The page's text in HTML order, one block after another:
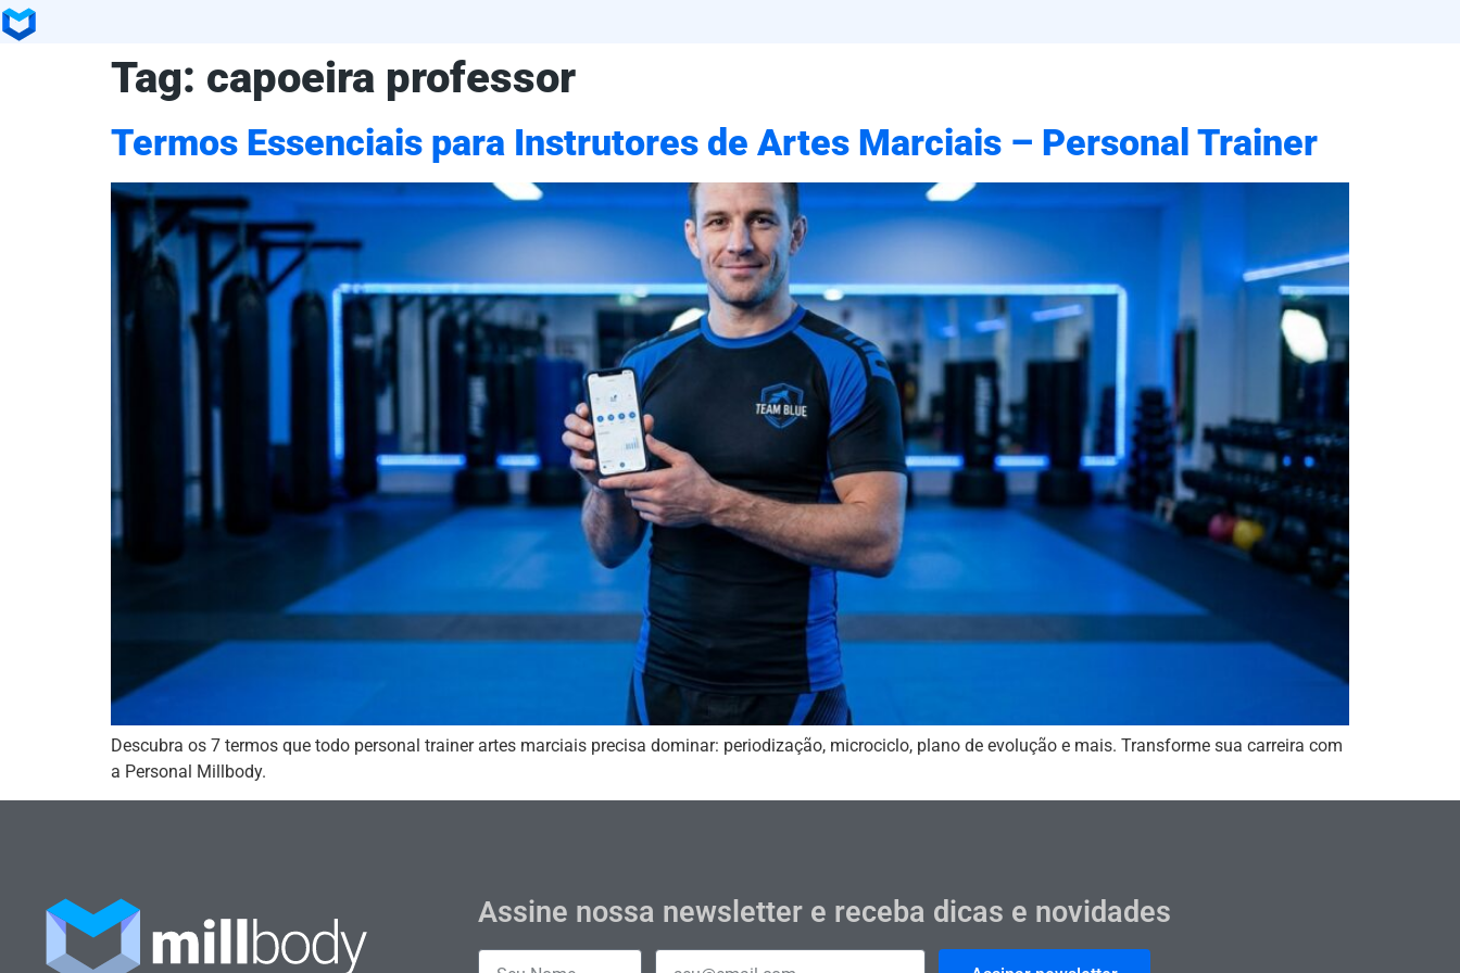
Tag: capoeira professor
Termos Essenciais para Instrutores de Artes Marciais – Personal Trainer
Descubra os 7 termos que todo personal trainer artes marciais precisa dominar: periodização, microciclo, plano de evolução e mais. Transforme sua carreira com
a Personal Millbody.
Assine nossa newsletter e receba dicas e novidades